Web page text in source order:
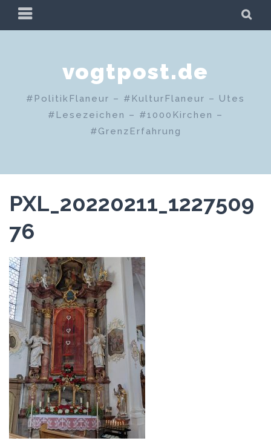
Zum
PRIMÄRES
MENÜ
vogtpost.de
#PolitikFlaneur – #KulturFlaneur – Utes
#Lesezeichen – #1000Kirchen –
#GrenzErfahrung
PXL_20220211_1227509
76